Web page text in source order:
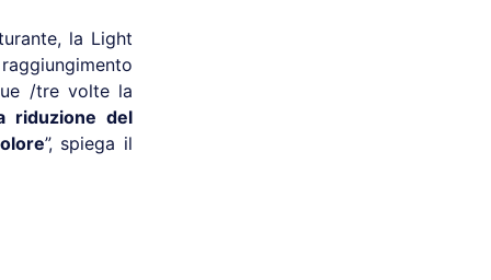
la Light
/tre volte la
riduzione del
”, spiega il